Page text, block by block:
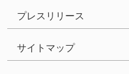
プレスリリース
サイトマップ